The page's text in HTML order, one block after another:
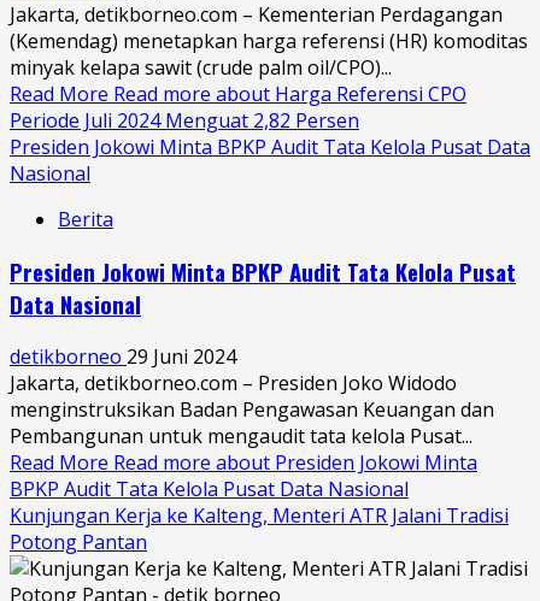
Jakarta, detikborneo.com – Kementerian Perdagangan
(Kemendag) menetapkan harga referensi (HR) komoditas
minyak kelapa sawit (crude palm oil/CPO)...
Read More Read more about Harga Referensi CPO
Periode Juli 2024 Menguat 2,82 Persen
Presiden Jokowi Minta BPKP Audit Tata Kelola Pusat Data
Nasional
Berita
Presiden Jokowi Minta BPKP Audit Tata Kelola Pusat
Data Nasional
detikborneo 29 Juni 2024
Jakarta, detikborneo.com – Presiden Joko Widodo
menginstruksikan Badan Pengawasan Keuangan dan
Pembangunan untuk mengaudit tata kelola Pusat...
Read More Read more about Presiden Jokowi Minta
BPKP Audit Tata Kelola Pusat Data Nasional
Kunjungan Kerja ke Kalteng, Menteri ATR Jalani Tradisi
Potong Pantan